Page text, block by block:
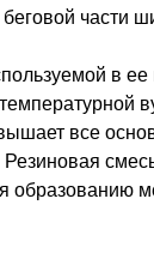
части
в ее
все